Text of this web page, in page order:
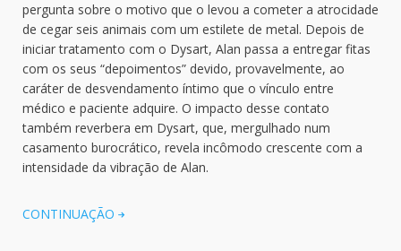
pergunta sobre o motivo que o levou a cometer a atrocidade
de cegar seis animais com um estilete de metal. Depois de
iniciar tratamento com o Dysart, Alan passa a entregar fitas
com os seus “depoimentos” devido, provavelmente, ao
caráter de desvendamento íntimo que o vínculo entre
médico e paciente adquire. O impacto desse contato
também reverbera em Dysart, que, mergulhado num
casamento burocrático, revela incômodo crescente com a
intensidade da vibração de Alan.
CONTINUAÇÃO